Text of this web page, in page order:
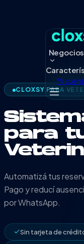
Negocios
Mi
CLOXSY PARA
para
Automatizá tus
Pago y reducí
por WhatsApp.
Sin tarjeta de